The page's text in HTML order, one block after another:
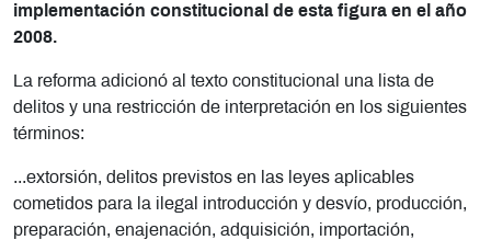
implementación constitucional de esta figura en el año
2008.
La reforma adicionó al texto constitucional una lista de
delitos y una restricción de interpretación en los siguientes
términos:
...extorsión, delitos previstos en las leyes aplicables
cometidos para la ilegal introducción y desvío, producción,
preparación, enajenación, adquisición, importación,